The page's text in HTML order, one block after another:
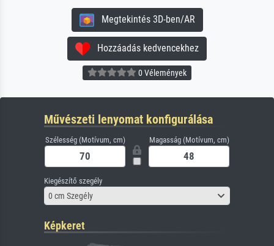
Megtekintés 3D-ben/AR
Hozzáadás kedvencekhez
0 Vélemények
Művészeti lenyomat konfigurálása
Szélesség (Motívum, cm) Magasság (Motívum, cm)
Kiegészítő szegély
0 cm Szegély
Képkeret